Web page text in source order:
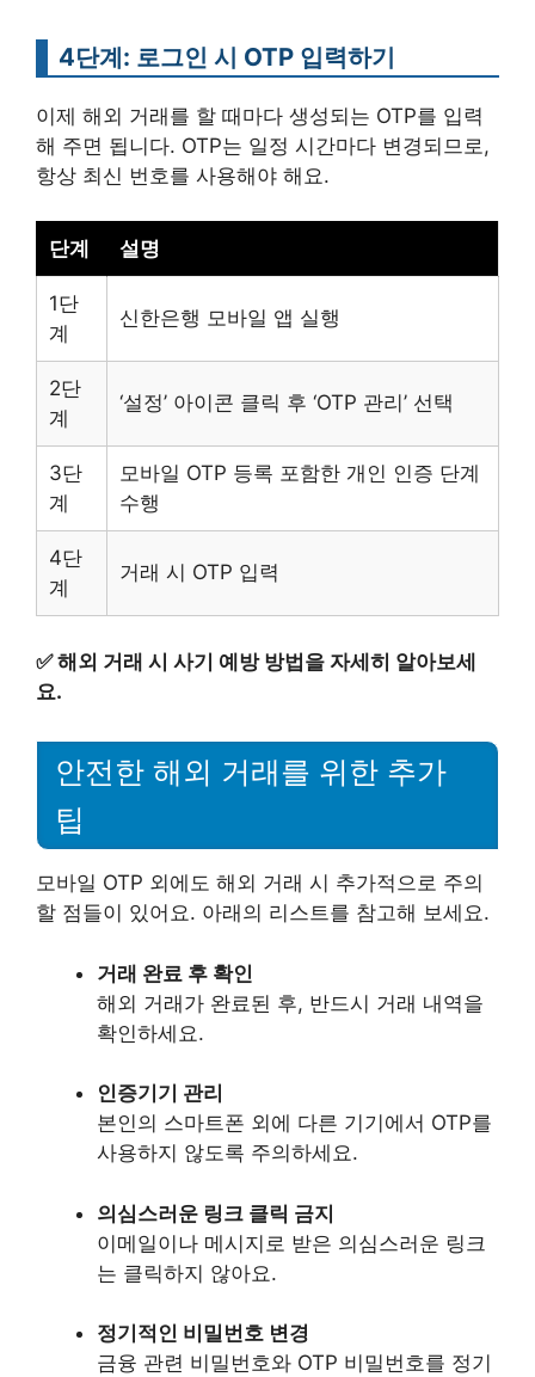
4단계: 로그인 시 OTP 입력하기
이제 해외 거래를 할 때마다 생성되는 OTP를 입력
해 주면 됩니다. OTP는 일정 시간마다 변경되므로,
항상 최신 번호를 사용해야 해요.
단계 설명
1단
계
신한은행 모바일 앱 실행
2단
계
‘설정’ 아이콘 클릭 후 ‘OTP 관리’ 선택
3단
계
모바일 OTP 등록 포함한 개인 인증 단계
수행
4단
계
거래 시 OTP 입력
✅해외 거래 시 사기 예방 방법을 자세히 알아보세
요.
안전한 해외 거래를 위한 추가
팁
모바일 OTP 외에도 해외 거래 시 추가적으로 주의
할 점들이 있어요. 아래의 리스트를 참고해 보세요.
거래 완료 후 확인
해외 거래가 완료된 후, 반드시 거래 내역을
확인하세요.
인증기기 관리
본인의 스마트폰 외에 다른 기기에서 OTP를
사용하지 않도록 주의하세요.
의심스러운 링크 클릭 금지
이메일이나 메시지로 받은 의심스러운 링크
는 클릭하지 않아요.
정기적인 비밀번호 변경
금융 관련 비밀번호와 OTP 비밀번호를 정기